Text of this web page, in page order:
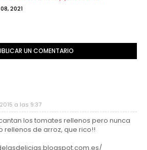
2021
UN COMENTARIO
a las 9:37
los tomates rellenos pero nunca
rellenos de arroz, que rico!!